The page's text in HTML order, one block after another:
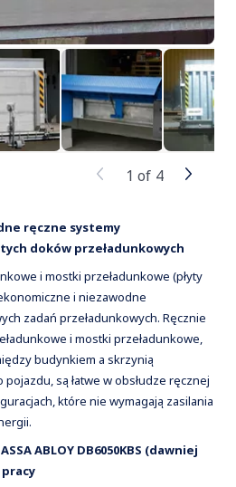
ręczne systemy
doków przeładunkowych
i mostki przeładunkowe (płyty
i niezawodne
zadań przeładunkowych. Ręcznie
i mostki przeładunkowe,
budynkiem a skrzynią
są łatwe w obsłudze ręcznej
które nie wymagają zasilania
ABLOY DB6050KBS (dawniej
1 of 4